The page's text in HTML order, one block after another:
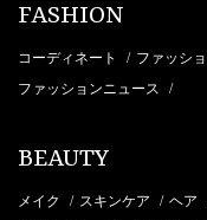
FASHION
コーディネート / ファッシ
ファッションニュース /
BEAUTY
メイク / スキンケア / ヘア